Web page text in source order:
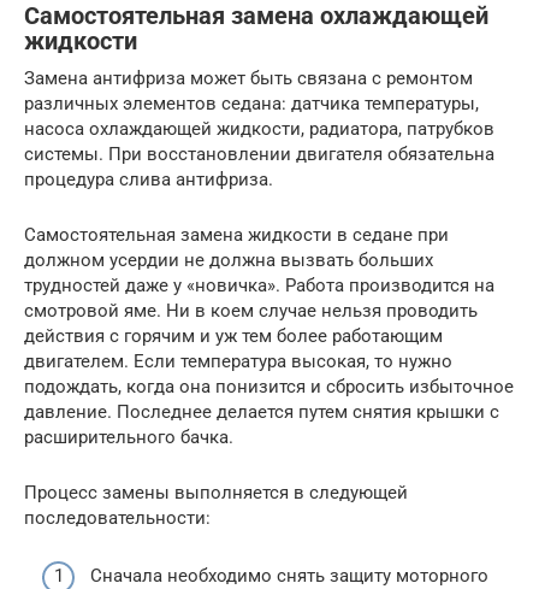
Самостоятельная замена охлаждающей
жидкости
Замена антифриза может быть связана с ремонтом
различных элементов седана: датчика температуры,
насоса охлаждающей жидкости, радиатора, патрубков
системы. При восстановлении двигателя обязательна
процедура слива антифриза.
Самостоятельная замена жидкости в седане при
должном усердии не должна вызвать больших
трудностей даже у «новичка». Работа производится на
смотровой яме. Ни в коем случае нельзя проводить
действия с горячим и уж тем более работающим
двигателем. Если температура высокая, то нужно
подождать, когда она понизится и сбросить избыточное
давление. Последнее делается путем снятия крышки с
расширительного бачка.
Процесс замены выполняется в следующей
последовательности:
Сначала необходимо снять защиту моторного